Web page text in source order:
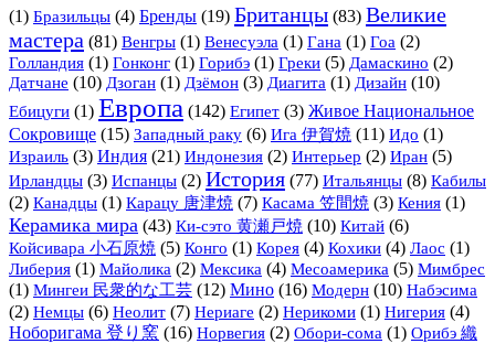
(1) Бразильцы (4) Бренды (19) Британцы (83) Великие
мастера (81) Венгры (1) Венесуэла (1) Гана (1) Гоа (2)
Голландия (1) Гонконг (1) Горибэ (1) Греки (5) Дамаскино (2)
Датчане (10) Дзоган (1) Дзёмон (3) Диагита (1) Дизайн (10)
Ебицуги (1) Европа (142) Египет (3) Живое Национальное
Сокровище (15) Западный раку (6) Ига 伊賀焼 (11) Идо (1)
Израиль (3) Индия (21) Индонезия (2) Интерьер (2) Иран (5)
Ирландцы (3) Испанцы (2) История (77) Итальянцы (8) Кабилы
(2) Канадцы (1) Карацу 唐津焼 (7) Касама 笠間焼 (3) Кения (1)
Керамика мира (43) Ки-сэто 黄瀬戸焼 (10) Китай (6)
Койсивара 小石原焼 (5) Конго (1) Корея (4) Кохики (4) Лаос (1)
Либерия (1) Майолика (2) Мексика (4) Месоамерика (5) Мимбрес
(1) Мингеи 民衆的な工芸 (12) Мино (16) Модерн (10) Набэсима
(2) Немцы (6) Неолит (7) Нериаге (2) Нерикоми (1) Нигерия (4)
Ноборигама 登り窯 (16) Норвегия (2) Обори-сома (1) Орибэ 織